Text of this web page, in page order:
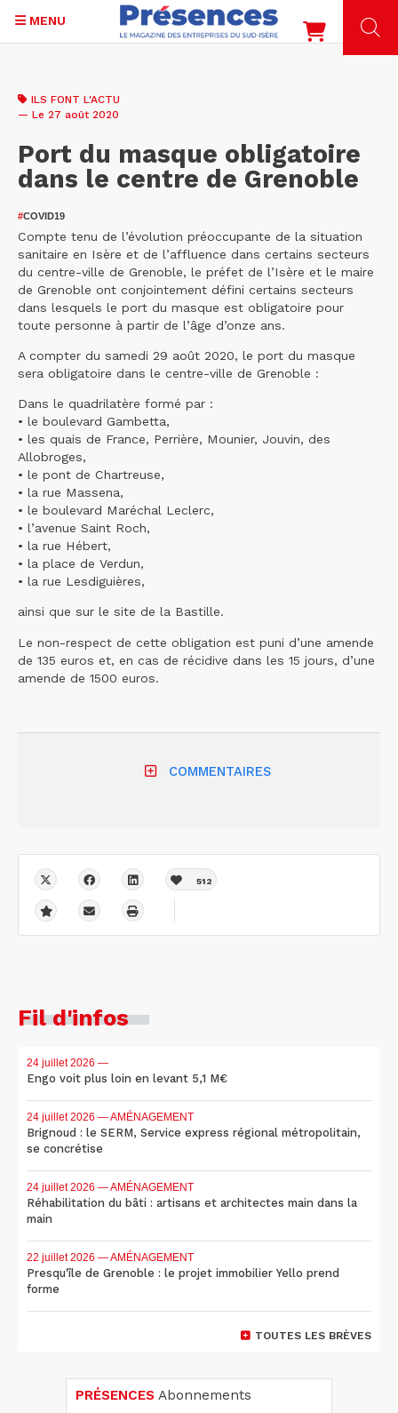
contenu
MENU
ILS FONT L'ACTU
— Le 27 août 2020
Port du masque obligatoire
dans le centre de Grenoble
#COVID19
Compte tenu de l’évolution préoccupante de la situation
sanitaire en Isère et de l’affluence dans certains secteurs
du centre-ville de Grenoble, le préfet de l’Isère et le maire
de Grenoble ont conjointement défini certains secteurs
dans lesquels le port du masque est obligatoire pour
toute personne à partir de l’âge d’onze ans.
A compter du samedi 29 août 2020, le port du masque
sera obligatoire dans le centre-ville de Grenoble :
Dans le quadrilatère formé par :
• le boulevard Gambetta,
• les quais de France, Perrière, Mounier, Jouvin, des
Allobroges,
• le pont de Chartreuse,
• la rue Massena,
• le boulevard Maréchal Leclerc,
• l’avenue Saint Roch,
• la rue Hébert,
• la place de Verdun,
• la rue Lesdiguières,
ainsi que sur le site de la Bastille.
Le non-respect de cette obligation est puni d’une amende
de 135 euros et, en cas de récidive dans les 15 jours, d’une
amende de 1500 euros.
COMMENTAIRES
512
Fil d'infos
24 juillet 2026 —
Engo voit plus loin en levant 5,1 M€
24 juillet 2026 — AMÉNAGEMENT
Brignoud : le SERM, Service express régional métropolitain,
se concrétise
24 juillet 2026 — AMÉNAGEMENT
Réhabilitation du bâti : artisans et architectes main dans la
main
22 juillet 2026 — AMÉNAGEMENT
Presqu'île de Grenoble : le projet immobilier Yello prend
forme
TOUTES LES BRÈVES
PRÉSENCES Abonnements